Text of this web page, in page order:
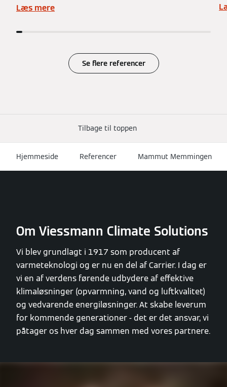
Læs mere
Se flere referencer
Tilbage til toppen
Hjemmeside Referencer Mammut Memmingen
Om Viessmann Climate Solutions
Vi blev grundlagt i 1917 som producent af
varmeteknologi og er nu en del af Carrier. I dag er
vi en af verdens førende udbydere af effektive
klimaløsninger (opvarmning, vand og luftkvalitet)
og vedvarende energiløsninger. At skabe leverum
for kommende generationer - det er det ansvar, vi
påtager os hver dag sammen med vores partnere.